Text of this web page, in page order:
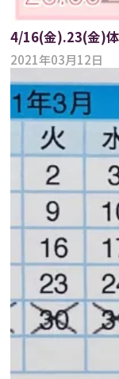
4/16(金).23(金)
2021年03月12日